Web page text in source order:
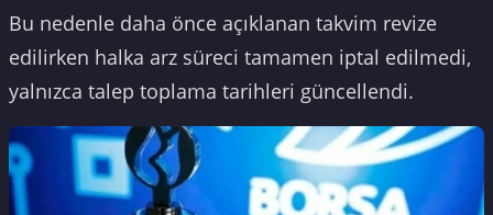
Bu nedenle daha önce açıklanan takvim revize
edilirken halka arz süreci tamamen iptal edilmedi,
yalnızca talep toplama tarihleri güncellendi.